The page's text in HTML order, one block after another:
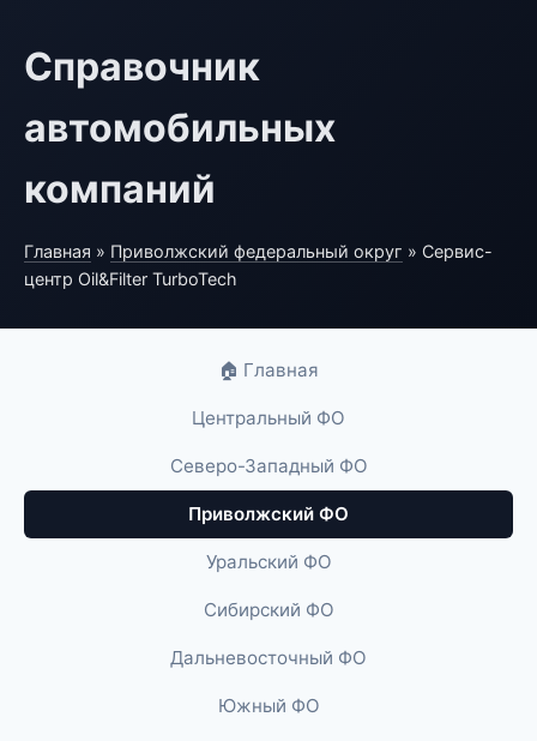
Справочник
автомобильных
компаний
Главная » Приволжский федеральный округ » Сервис-
центр Oil&Filter TurboTech
🏠 Главная
Центральный ФО
Северо-Западный ФО
Приволжский ФО
Уральский ФО
Сибирский ФО
Дальневосточный ФО
Южный ФО